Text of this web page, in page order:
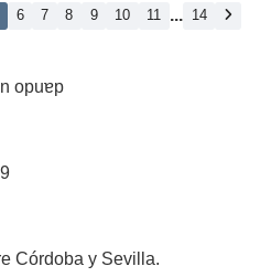
6 7 8 9 10 11 ... 14
opuɐp
Córdoba y Sevilla.